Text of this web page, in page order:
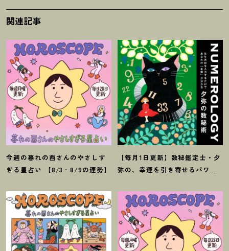
関連記事
今週の暮れの酉さんのやさしす
ぎる星占い 【8/3‐8/9の運勢】
【毎月1日更新】数秘鑑定士・夕
弥の、幸運を引き寄せるパワー